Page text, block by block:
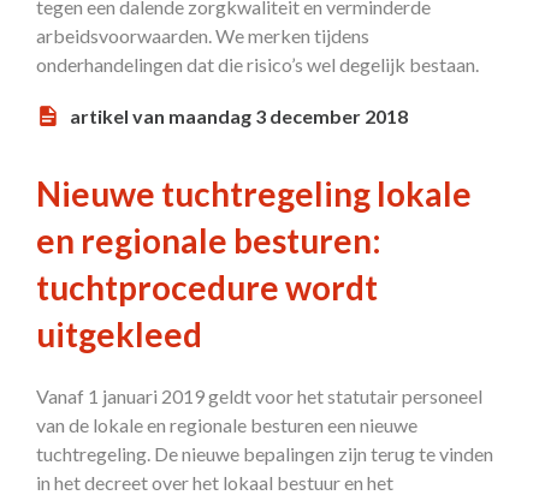
tegen een dalende zorgkwaliteit en verminderde
arbeidsvoorwaarden. We merken tijdens
onderhandelingen dat die risico’s wel degelijk bestaan.
artikel van maandag 3 december 2018
Nieuwe tuchtregeling lokale
en regionale besturen:
tuchtprocedure wordt
uitgekleed
Vanaf 1 januari 2019 geldt voor het statutair personeel
van de lokale en regionale besturen een nieuwe
tuchtregeling. De nieuwe bepalingen zijn terug te vinden
in het decreet over het lokaal bestuur en het